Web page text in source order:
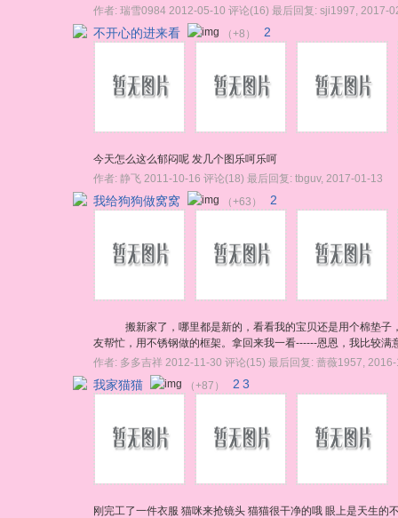
作者: 瑞雪0984 2012-05-10 评论(16) 最后回复: sji1997 2017-
不开心的进来看 （+8） 2
今天怎么这么郁闷呢 发几个图乐呵乐呵
作者: 静飞 2011-10-16 评论(18) 最后回复: tbguv, 2017-01-13
我给狗狗做窝窝 （+63） 2
搬新家了，哪里都是新的，看看我的宝贝还是用个棉垫子
友帮忙，用不锈钢做的框架。拿回来我一看------恩恩，我比较满
作者: 多多吉祥 2012-11-30 评论(15) 最后回复: 蔷薇1957
我家猫猫 （+87） 2 3
刚完工了一件衣服 猫咪来抢镜头 猫猫很干净的哦 眼上是天生的